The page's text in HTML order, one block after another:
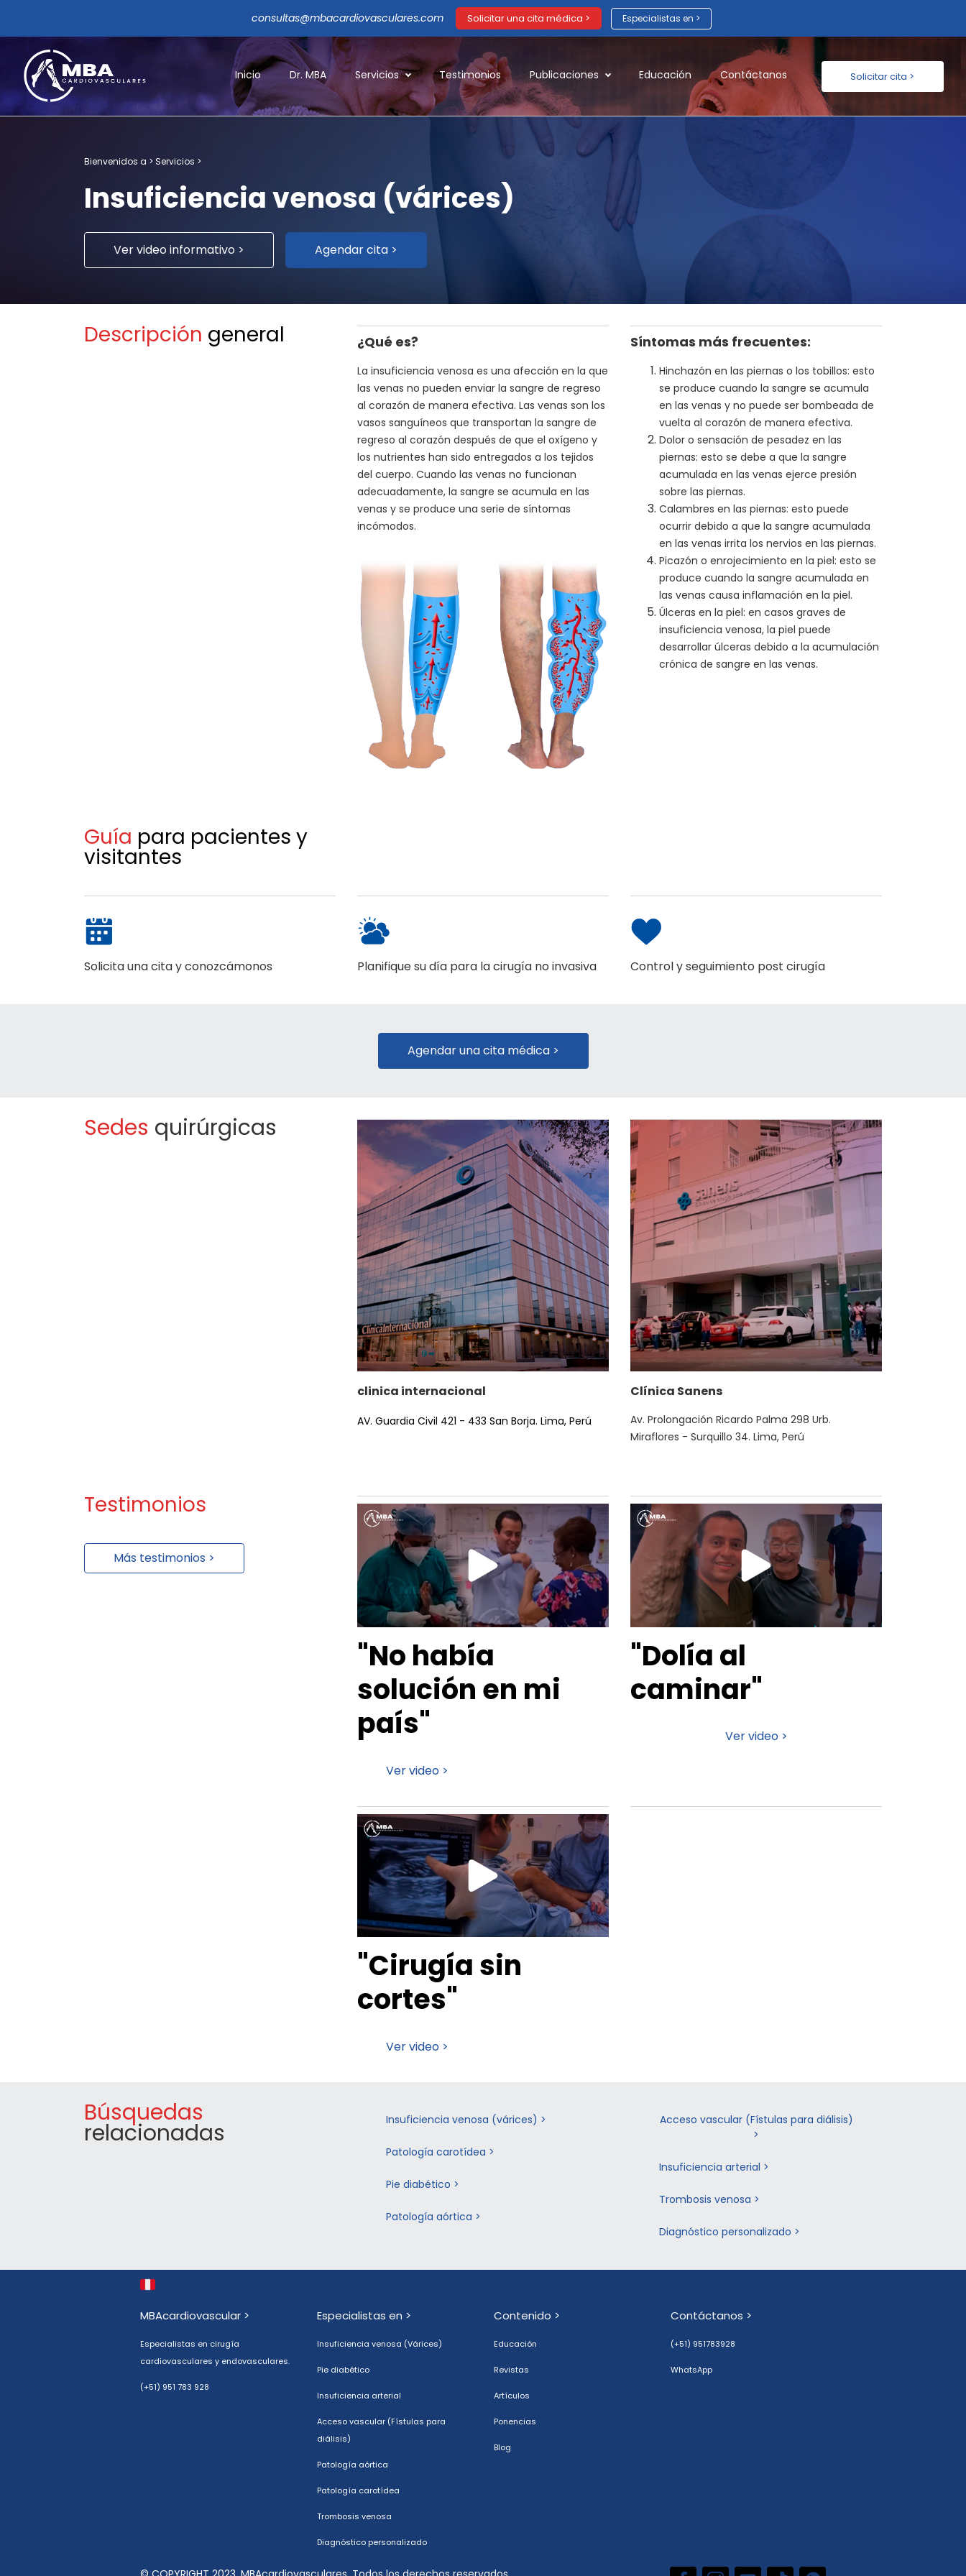
consultas@mbacardiovasculares.com Solicitar una cita médica > Especialistas en >
Inicio Dr. MBA Servicios Testimonios Publicaciones Educación Contáctanos Solicitar cita >
Bienvenidos a > Servicios >
Insuficiencia venosa (várices)
Ver video informativo > Agendar cita >
Descripción general ¿Qué es?
La insuficiencia venosa es una afección en la que
las venas no pueden enviar la sangre de regreso
al corazón de manera efectiva. Las venas son los
vasos sanguíneos que transportan la sangre de
regreso al corazón después de que el oxígeno y
los nutrientes han sido entregados a los tejidos
del cuerpo. Cuando las venas no funcionan
adecuadamente, la sangre se acumula en las
venas y se produce una serie de síntomas
incómodos.
Síntomas más frecuentes:
Hinchazón en las piernas o los tobillos: esto
se produce cuando la sangre se acumula
en las venas y no puede ser bombeada de
vuelta al corazón de manera efectiva.
Dolor o sensación de pesadez en las
piernas: esto se debe a que la sangre
acumulada en las venas ejerce presión
sobre las piernas.
Calambres en las piernas: esto puede
ocurrir debido a que la sangre acumulada
en las venas irrita los nervios en las piernas.
Picazón o enrojecimiento en la piel: esto se
produce cuando la sangre acumulada en
las venas causa inflamación en la piel.
Úlceras en la piel: en casos graves de
insuficiencia venosa, la piel puede
desarrollar úlceras debido a la acumulación
crónica de sangre en las venas.
Guía para pacientes y
visitantes
Solicita una cita y conozcámonos Planifique su día para la cirugía no invasiva Control y seguimiento post cirugía
Agendar una cita médica >
Sedes quirúrgicas
clinica internacional
AV. Guardia Civil 421 - 433 San Borja. Lima, Perú
Clínica Sanens
Av. Prolongación Ricardo Palma 298 Urb.
Miraflores - Surquillo 34. Lima, Perú
Testimonios
Más testimonios >
"No había
solución en mi
país"
Ver video >
"Dolía al
caminar"
Ver video >
"Cirugía sin
cortes"
Ver video >
Búsquedas
relacionadas Insuficiencia venosa (várices) >
Patología carotídea >
Pie diabético >
Patología aórtica >
Acceso vascular (Fístulas para diálisis)
>
Insuficiencia arterial >
Trombosis venosa >
Diagnóstico personalizado >
MBAcardiovascular >
Especialistas en cirugía
cardiovasculares y endovasculares.
(+51) 951 783 928
Especialistas en >
Insuficiencia venosa (Várices)
Pie diabético
Insuficiencia arterial
Acceso vascular (Fístulas para
diálisis)
Patología aórtica
Patología carotídea
Trombosis venosa
Diagnóstico personalizado
Contenido >
Educación
Revistas
Artículos
Ponencias
Blog
Contáctanos >
(+51) 951783928
WhatsApp